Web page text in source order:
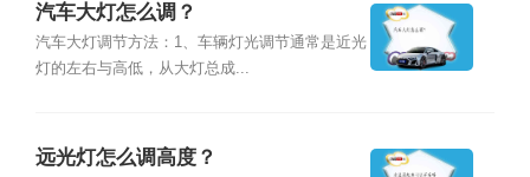
汽车大灯怎么调？
汽车大灯调节方法：1、车辆灯光调节通常是近光
灯的左右与高低，从大灯总成...
远光灯怎么调高度？